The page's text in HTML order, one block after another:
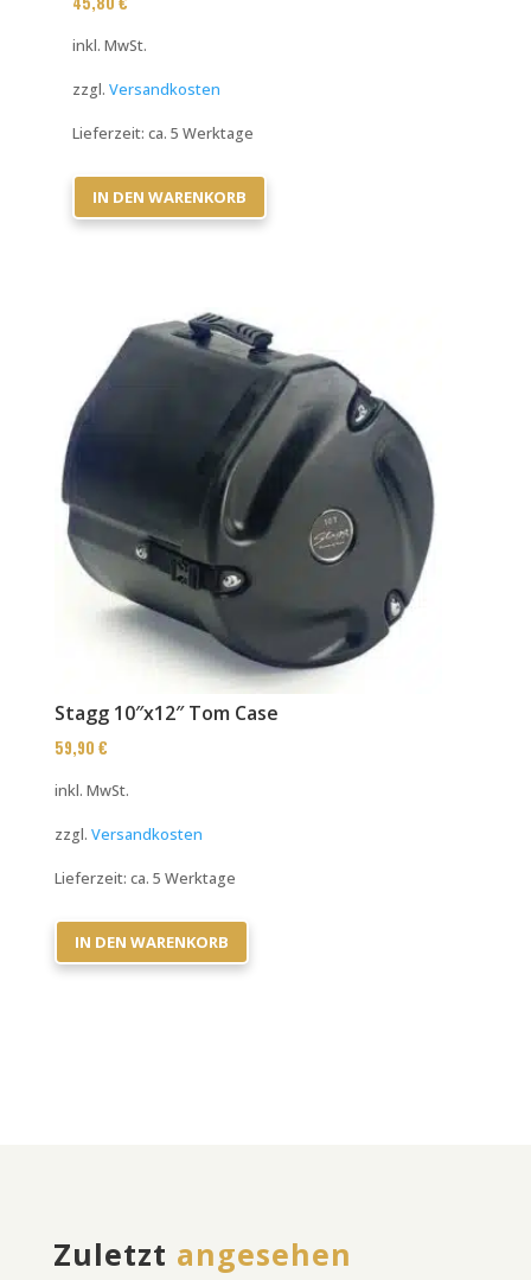
inkl. MwSt.
zzgl. Versandkosten
Lieferzeit: ca. 5 Werktage
IN DEN WARENKORB
Stagg 10″x12″ Tom Case
59,90€
inkl. MwSt.
zzgl.Versandkosten
Lieferzeit:ca. 5 Werktage
IN DEN WARENKORB
Zuletzt angesehen